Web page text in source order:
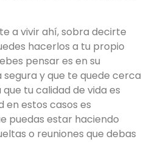
a vivir ahí, sobra decirte
hacerlos a tu propio
pensar es en su
segura y que te quede cerca
tu calidad de vida es
en estos casos es
puedas estar haciendo
o reuniones que debas